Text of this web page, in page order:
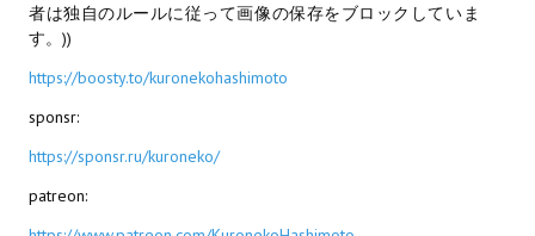
Новости
Новости Архив
Патчи
者は独自のルールに従って画像の保存をブロックしていま
す。))
https://boosty.to/kuronekohashimoto
sponsr:
https://sponsr.ru/kuroneko/
patreon: